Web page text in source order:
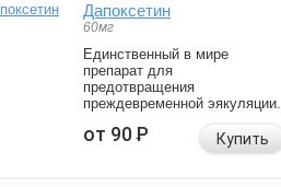
Дапоксетин
60мг
Единственный в мире
препарат для
предотвращения
преждевременной эякуляции.
от 90Р Купить